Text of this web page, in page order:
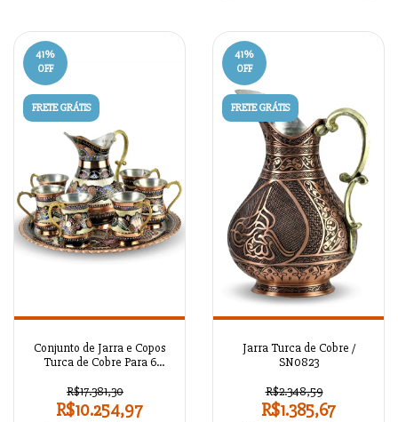
41%
OFF
FRETE GRÁTIS
Conjunto de Jarra e Copos
Turca de Cobre Para 6
R$17.381,30
R$10.254,97
41%
OFF
FRETE GRÁTIS
Jarra Turca de Cobre /
SN0823
R$2.348,59
R$1.385,67